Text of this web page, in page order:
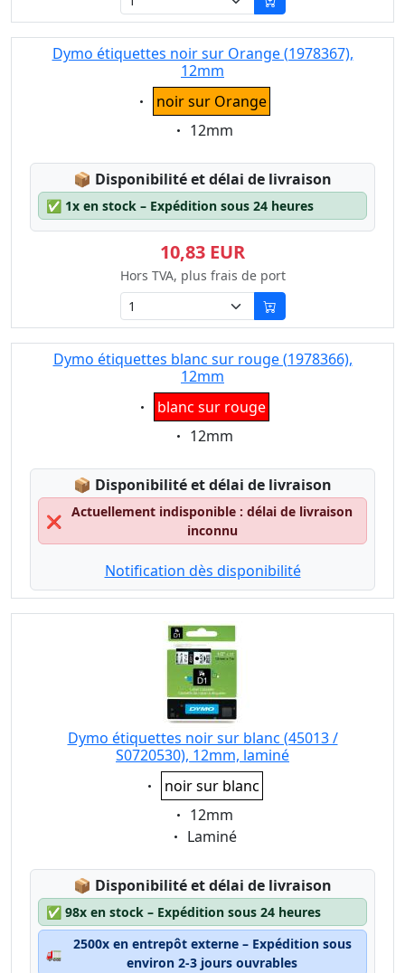
Dymo étiquettes noir sur Orange (1978367),
12mm
Eigenschaft:
noir sur Orange
Eigenschaft:
12mm
📦 Lagerstatus:
Disponibilité et délai de livraison
✅ 1x en stock – Expédition sous 24 heures
10,83 EUR
Hors TVA, plus frais de port
Dymo étiquettes blanc sur rouge (1978366),
12mm
Eigenschaft:
blanc sur rouge
Eigenschaft:
12mm
📦 Lagerstatus:
Disponibilité et délai de livraison
❌
Actuellement indisponible : délai de livraison
inconnu
Notification dès disponibilité
Dymo étiquettes noir sur blanc (45013 /
S0720530), 12mm, laminé
Eigenschaft:
noir sur blanc
Eigenschaft:
12mm
Eigenschaft:
Laminé
📦 Lagerstatus:
Disponibilité et délai de livraison
✅ 98x en stock – Expédition sous 24 heures
🚛
2500x en entrepôt externe – Expédition sous
environ 2-3 jours ouvrables